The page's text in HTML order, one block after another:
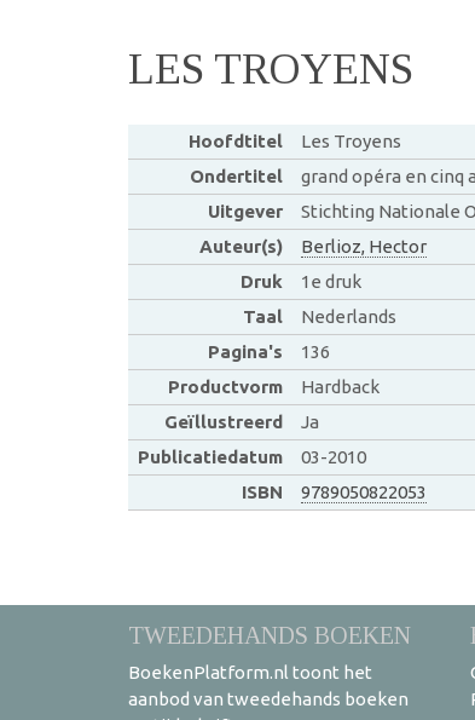
LES TROYENS
Hoofdtitel
Les Troyens
Ondertitel
grand opéra en cinq
Uitgever
Stichting Nationale
Auteur(s)
Berlioz, Hector
Druk
1e druk
Taal
Nederlands
Pagina's
136
Productvorm
Hardback
Geïllustreerd
Ja
Publicatiedatum
03-2010
ISBN
9789050822053
TWEEDEHANDS BOEKEN
BoekenPlatform.nl toont het
aanbod van tweedehands boeken